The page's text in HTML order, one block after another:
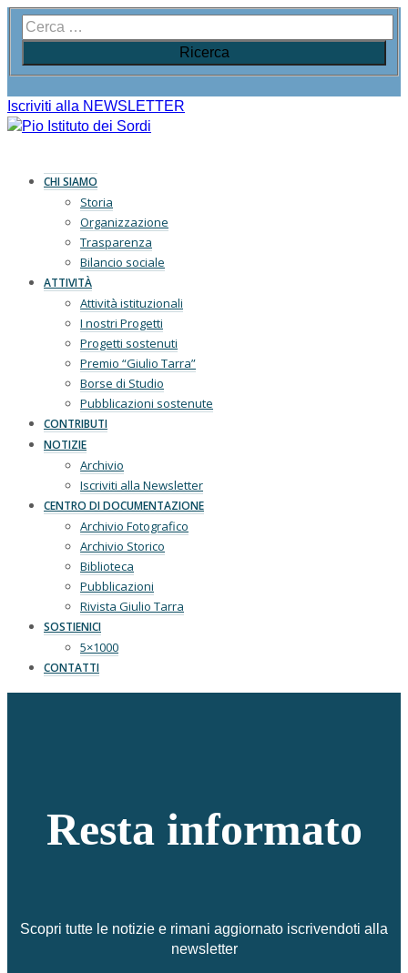
Iscriviti alla NEWSLETTER
CHI SIAMO
Storia
Organizzazione
Trasparenza
Bilancio sociale
ATTIVITÀ
Attività istituzionali
I nostri Progetti
Progetti sostenuti
Premio “Giulio Tarra”
Borse di Studio
Pubblicazioni sostenute
CONTRIBUTI
NOTIZIE
Archivio
Iscriviti alla Newsletter
CENTRO DI DOCUMENTAZIONE
Archivio Fotografico
Archivio Storico
Biblioteca
Pubblicazioni
Rivista Giulio Tarra
SOSTIENICI
5×1000
CONTATTI
Resta informato
Scopri tutte le notizie e rimani aggiornato iscrivendoti alla
newsletter